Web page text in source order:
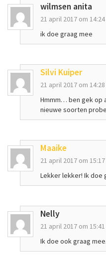
wilmsen anita
21 april 2017 om 14:24
ik doe graag mee
Silvi Kuiper
21 april 2017 om 14:28
Hmmm… ben gek op
nieuwe soorten
Maaike
21 april 2017 om 15:17
Lekker lekker! Ik doe
Nelly
21 april 2017 om 15:41
Ik doe ook graag mee.